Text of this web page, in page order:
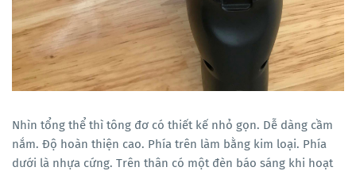
Nhìn tổng thể thì tông đơ có thiết kế nhỏ gọn. Dễ dàng cầm
nắm. Độ hoàn thiện cao. Phía trên làm bằng kim loại. Phía
dưới là nhựa cứng. Trên thân có một đèn báo sáng khi hoạt